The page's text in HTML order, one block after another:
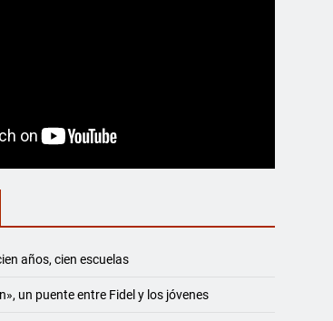
años, cien escuelas
un puente entre Fidel y los jóvenes